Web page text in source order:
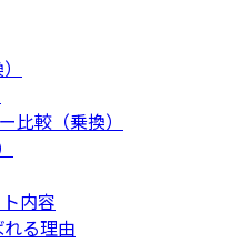
比較（乗換）
内容
れる理由